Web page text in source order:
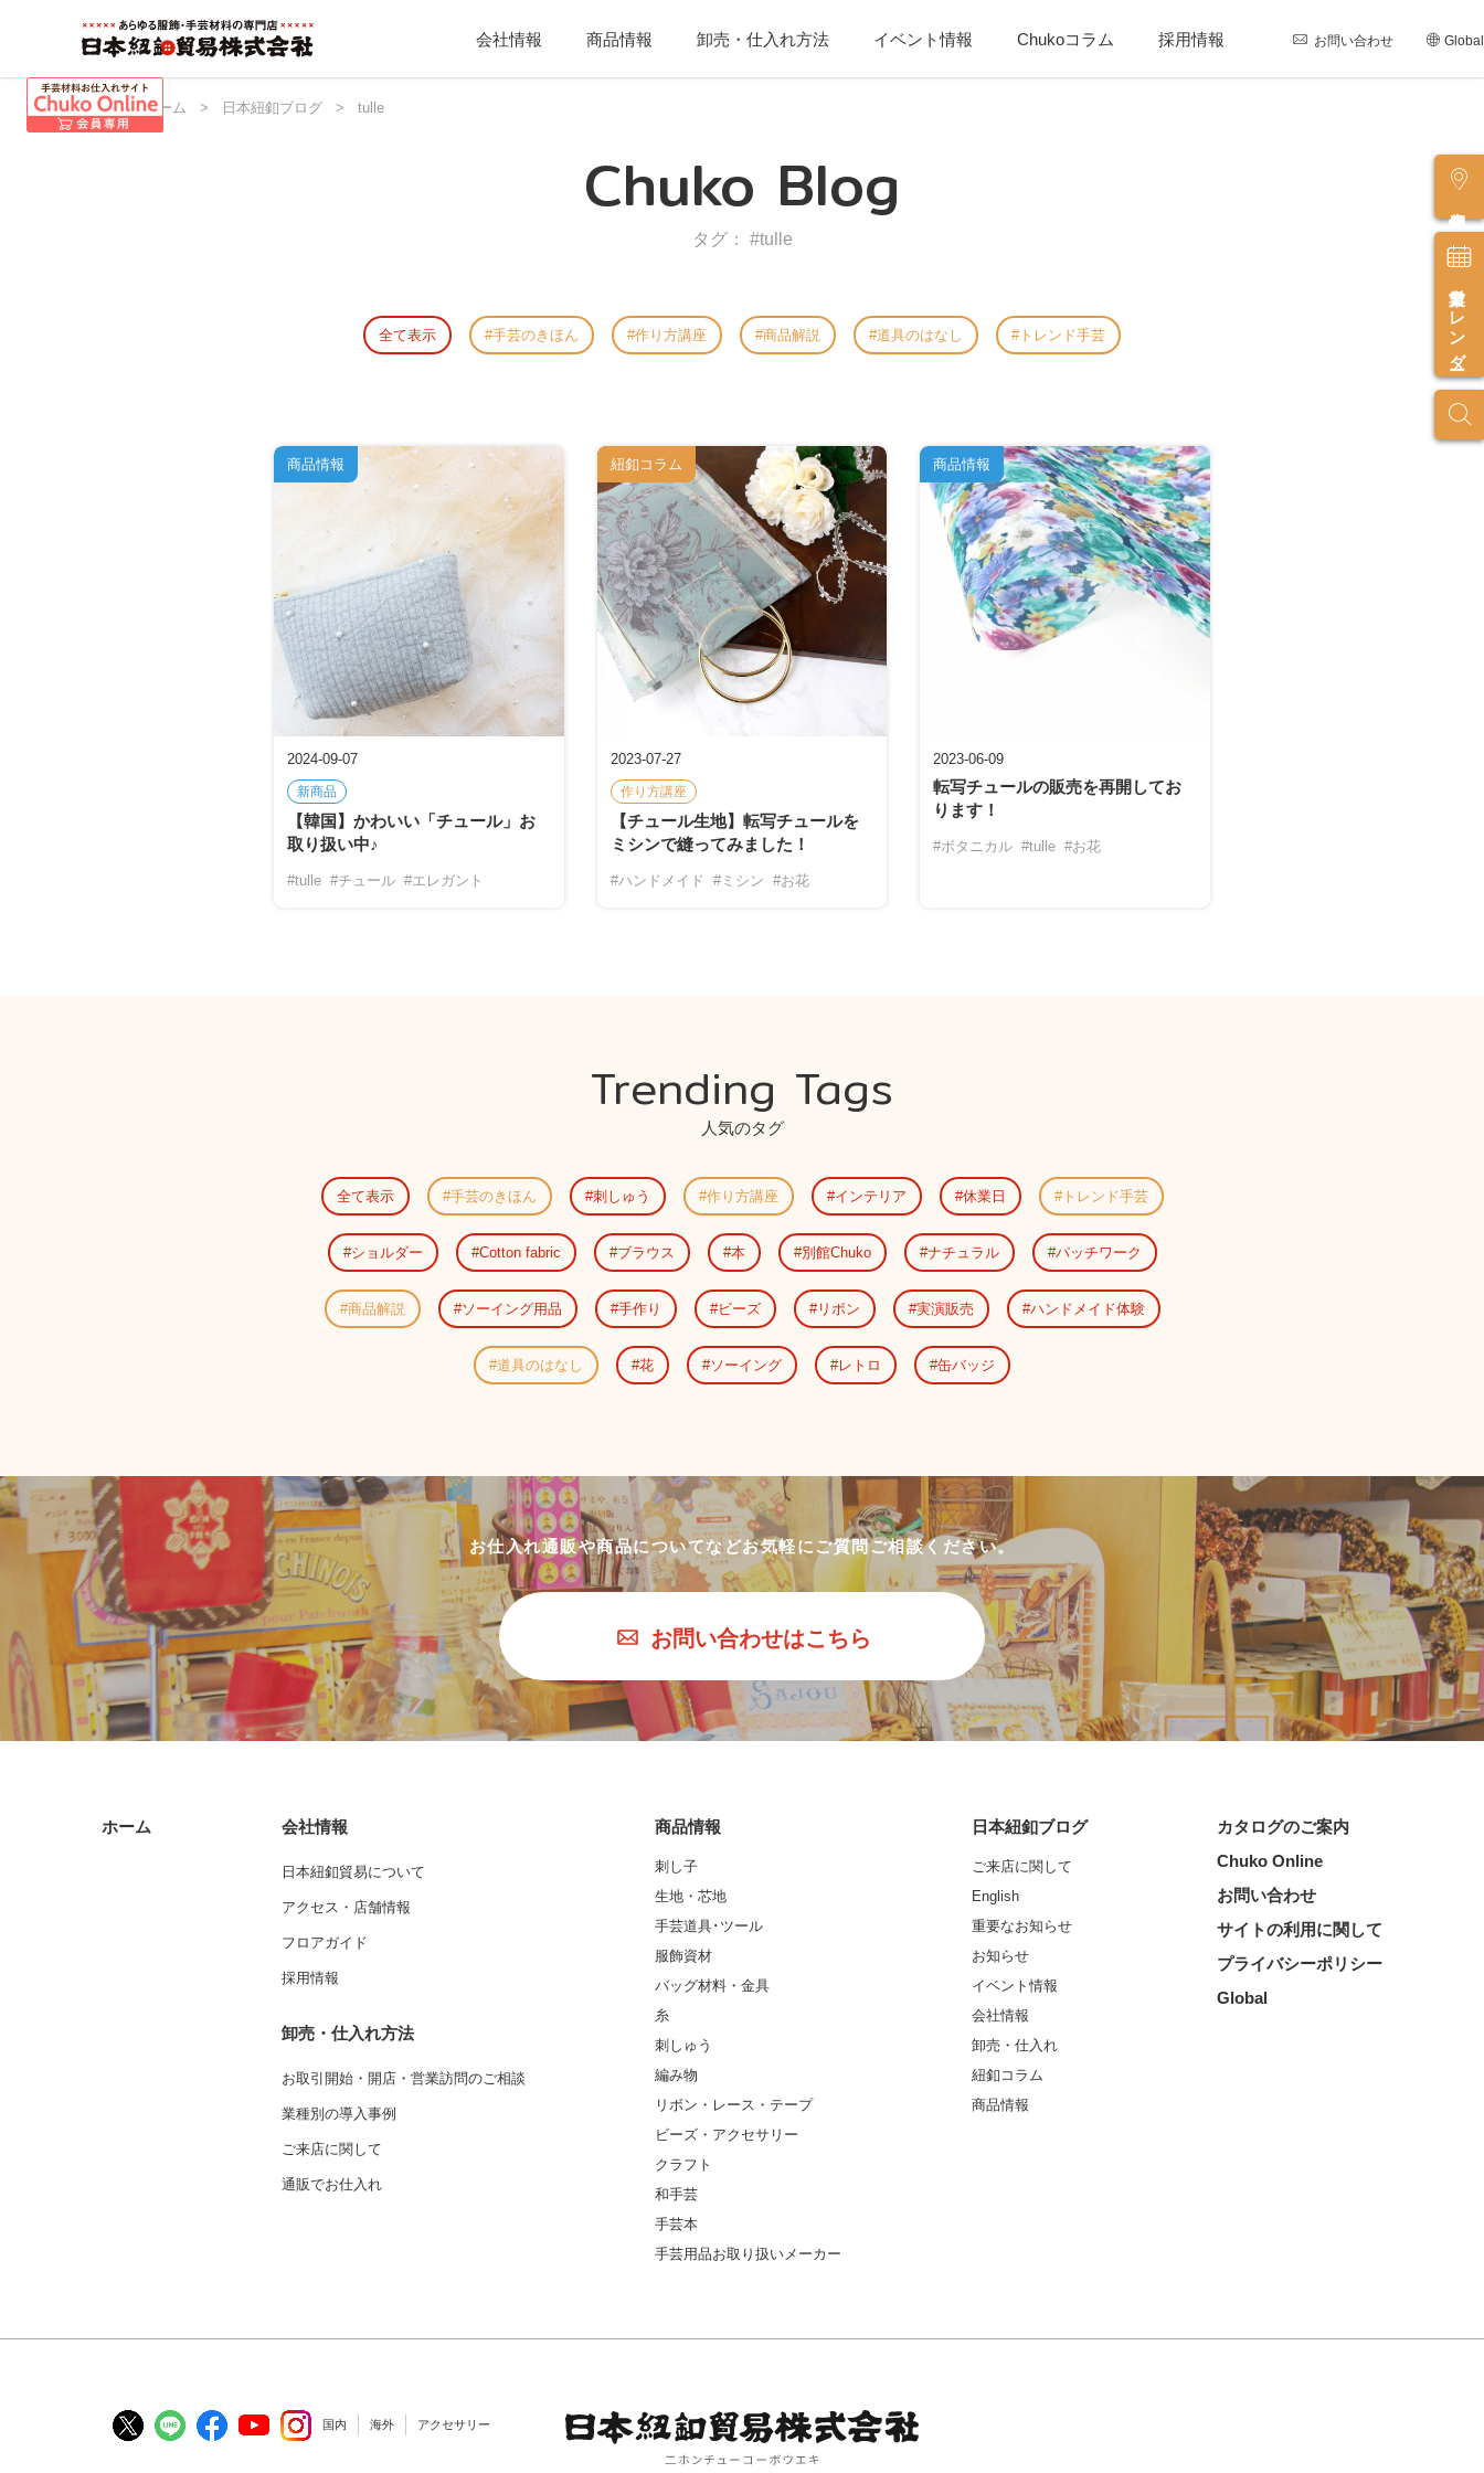
会社情報 商品情報 卸売・仕入れ方法 イベント情報 Chukoコラム 採用情報 お問い合わせ Global
営業カレンダー
日本紐釦 ホーム > 日本紐釦ブログ > tulle
Chuko Blog
タグ： #tulle
全て表示 手芸のきほん 作り方講座 商品解説 道具のはなし トレンド手芸
2024-09-07
新商品
【韓国】かわいい「チュール」お
取り扱い中♪
#tulle #チュール #エレガント
商品情報
2023-07-27
作り方講座
【チュール生地】転写チュールを
ミシンで縫ってみました！
#ハンドメイド #ミシン #お花
紐釦コラム
2023-06-09
転写チュールの販売を再開してお
ります！
#ボタニカル #tulle #お花
商品情報
Trending Tags
人気のタグ
全て表示 手芸のきほん 刺しゅう 作り方講座 インテリア 休業日 トレンド手芸
ショルダー Cotton fabric ブラウス 本 別館Chuko ナチュラル パッチワーク
商品解説 ソーイング用品 手作り ビーズ リボン 実演販売 ハンドメイド体験
道具のはなし 花 ソーイング レトロ 缶バッジ
お仕入れ通販や商品についてなどお気軽にご質問ご相談ください。
お問い合わせはこちら
ホーム 会社情報
日本紐釦貿易について
アクセス・店舗情報
フロアガイド
採用情報
卸売・仕入れ方法
お取引開始・開店・営業訪問のご相談
業種別の導入事例
ご来店に関して
通販でお仕入れ
商品情報
刺し子
生地・芯地
手芸道具･ツール
服飾資材
バッグ材料・金具
糸
刺しゅう
編み物
リボン・レース・テープ
ビーズ・アクセサリー
クラフト
和手芸
手芸本
手芸用品お取り扱いメーカー
日本紐釦ブログ
ご来店に関して
English
重要なお知らせ
お知らせ
イベント情報
会社情報
卸売・仕入れ
紐釦コラム
商品情報
カタログのご案内
Chuko Online
お問い合わせ
サイトの利用に関して
プライバシーポリシー
Global
国内 海外 アクセサリー